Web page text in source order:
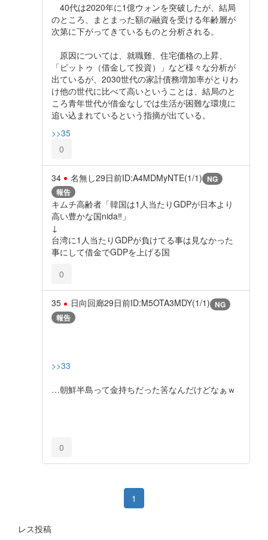
40代は2020年に1億ウォンを突破したが、結局
のところ、まとまった額の融資を受ける年齢層が
次第に下がってきているものと分析される。
原因については、就職難、住宅価格の上昇、
「ピットゥ（借金して投資）」など様々な分析が
出ているが、2030世代の家計債務増加率がとりわ
け他の世代に比べて高いということは、結局のと
ころ青年世代が借金なしでは生活が困難な環境に
追い込まれているという指摘が出ている。
>>35
0
34 名無し29日前ID:A4MDMyNTE(1/1) NG
報告
キムチ高齢者「韓国は1人当たりGDPが日本より
高い豊かな国nida‼︎」
↓
台湾に1人当たりGDPが負けてる事は見なかった
事にして借金でGDPを上げる国
0
35 日向回廊29日前ID:M5OTA3MDY(1/1) NG
報告
>>33
…朝鮮半島って金持ちだった筈なんだけどなぁｗ
0
1
レス投稿